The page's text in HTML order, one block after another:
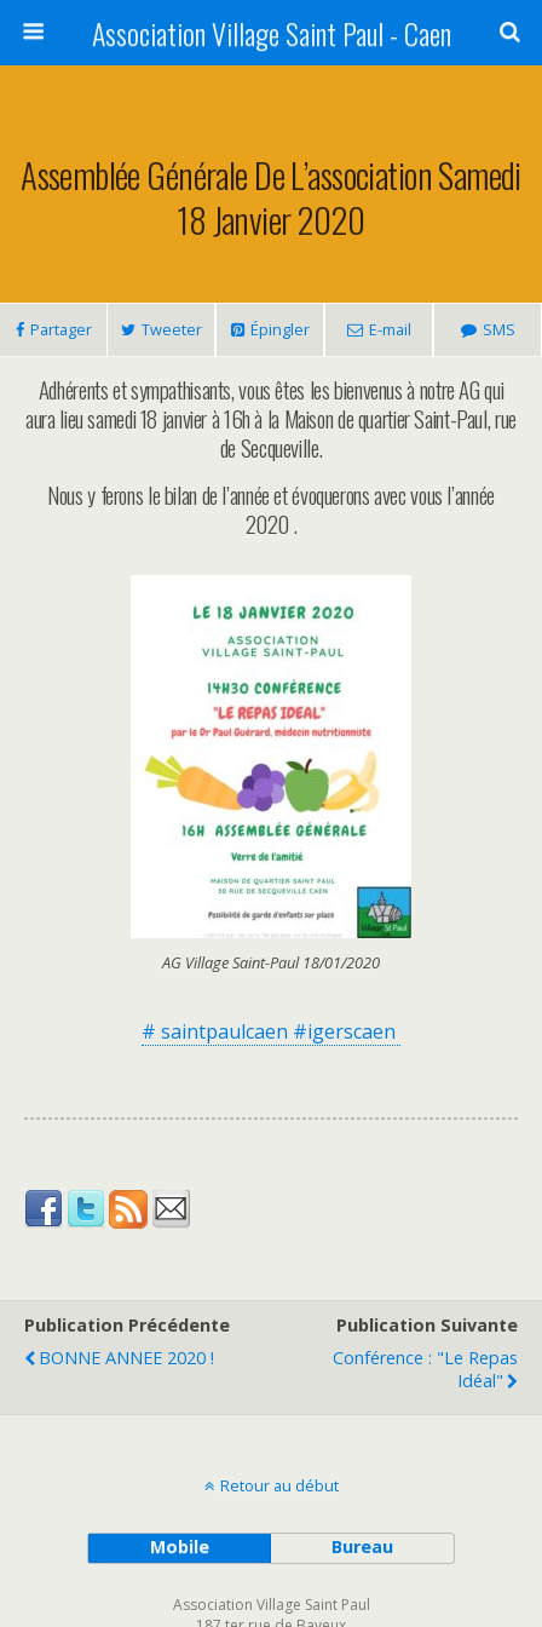
Association Village Saint Paul - Caen
Assemblée Générale De L’association Samedi
18 Janvier 2020
Partager Tweeter Épingler E-mail SMS
Adhérents et sympathisants, vous êtes les bienvenus à notre AG qui
aura lieu samedi 18 janvier à 16h à la Maison de quartier Saint-Paul, rue
de Secqueville.
Nous y ferons le bilan de l’année et évoquerons avec vous l’année
2020 .
AG Village Saint-Paul 18/01/2020
# saintpaulcaen #igerscaen
Publication Précédente
BONNE ANNEE 2020 !
Publication Suivante
Conférence : "le Repas
Idéal"
Retour au début
Mobile Bureau
Association Village Saint Paul